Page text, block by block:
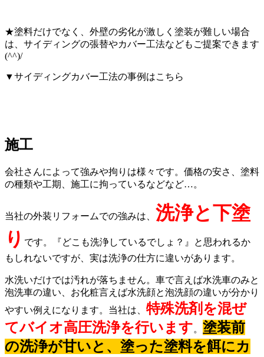
★塗料だけでなく、外壁の劣化が激しく塗装が難しい場合
は、サイディングの張替やカバー工法などもご提案できます
(^^)/
▼サイディングカバー工法の事例はこちら
施工
会社さんによって強みや拘りは様々です。価格の安さ、塗料
の種類や工期、施工に拘っているなどなど…。
当社の外装リフォームでの強みは、 洗浄と下塗
り です。『どこも洗浄しているでしょ？』と思われるか
もしれないですが、実は洗浄の仕方に違いがあります。
水洗いだけでは汚れが落ちません。車で言えば水洗車のみと
泡洗車の違い、お化粧言えば水洗顔と泡洗顔の違いが分かり
やすい例えになります。当社は、 特殊洗剤を混ぜ
てバイオ高圧洗浄を行います。 塗装前
の洗浄が甘いと、塗った塗料を餌にカ